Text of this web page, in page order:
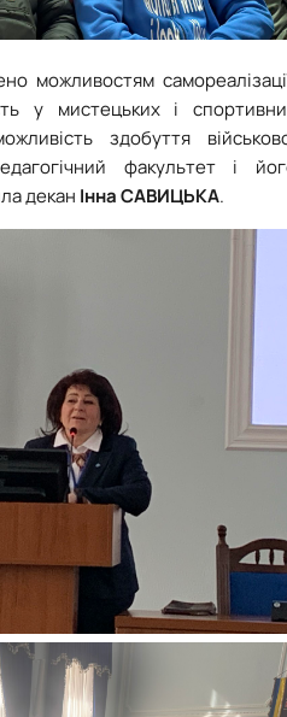
можливостям
у мистецьких і
здобуття
факультет і
декан Інна САВИЦЬКА.